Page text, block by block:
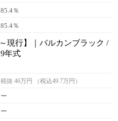
85.4％
85.4％
税抜 46万円 （税込49.7万円）
ー
ー